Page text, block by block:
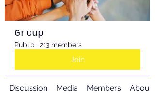
Group
Public · 213 members
Join
Discussion Media Members About